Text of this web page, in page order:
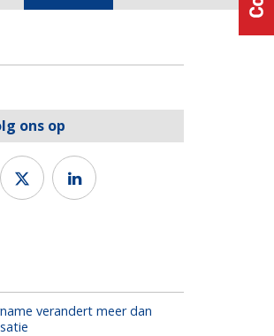
ons op
verandert meer dan